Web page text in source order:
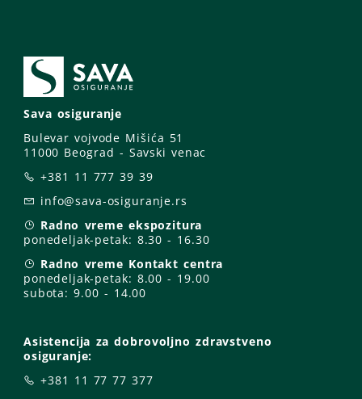
Sava osiguranje
Bulevar vojvode Mišića 51
11000 Beograd - Savski venac
+381 11 777 39 39
info@sava-osiguranje.rs
Radno vreme ekspozitura
ponedeljak-petak: 8.30 - 16.30
Radno vreme Kontakt centra
ponedeljak-petak: 8.00 - 19.00
subota: 9.00 - 14.00
Asistencija za dobrovoljno zdravstveno
osiguranje:
+381 11 77 77 377